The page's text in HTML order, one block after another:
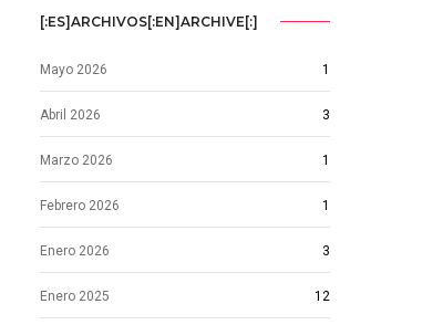
[:ES]ARCHIVOS[:EN]ARCHIVE[:]
Mayo 2026 1
Abril 2026 3
Marzo 2026 1
Febrero 2026 1
Enero 2026 3
Enero 2025 12